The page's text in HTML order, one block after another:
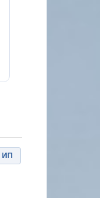
ИП